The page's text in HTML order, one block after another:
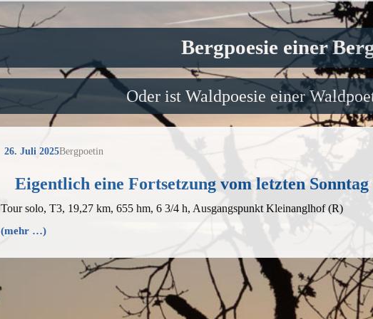
Bergpoesie einer
Oder ist Waldpoesie einer
26. Juli 2025Bergpoetin
Eigentlich eine Fortsetzung vom letzten Sonntag
Tour solo, T3, 19,27 km, 655 hm, 6 3/4 h, Ausgangspunkt Kleinanglhof (R)
(mehr …)